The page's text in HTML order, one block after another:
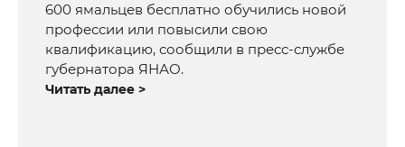
600 ямальцев бесплатно обучились новой
профессии или повысили свою
квалификацию, сообщили в пресс-службе
губернатора ЯНАО.
Читать далее >